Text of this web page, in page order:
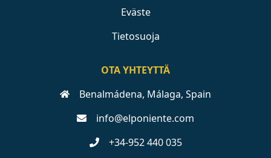
Eväste
Tietosuoja
OTA YHTEYTTÄ
Benalmádena, Málaga, Spain
info@elponiente.com
+34-952 440 035